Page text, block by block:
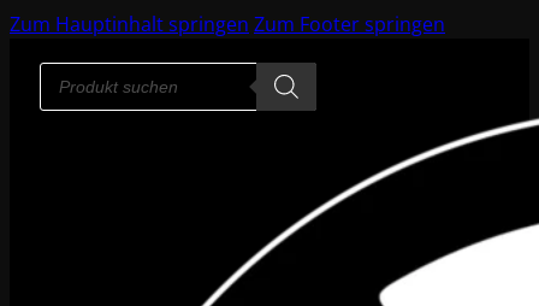
Zum Hauptinhalt springen Zum Footer springen
Products
search